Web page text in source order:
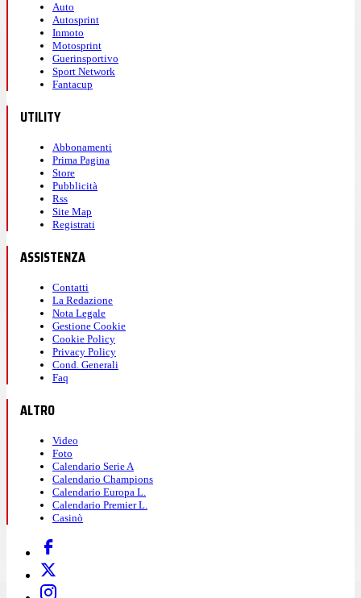
Auto
Autosprint
Inmoto
Motosprint
Guerinsportivo
Sport Network
Fantacup
UTILITY
Abbonamenti
Prima Pagina
Store
Pubblicità
Rss
Site Map
Registrati
ASSISTENZA
Contatti
La Redazione
Nota Legale
Gestione Cookie
Cookie Policy
Privacy Policy
Cond. Generali
Faq
ALTRO
Video
Foto
Calendario Serie A
Calendario Champions
Calendario Europa L.
Calendario Premier L.
Casinò